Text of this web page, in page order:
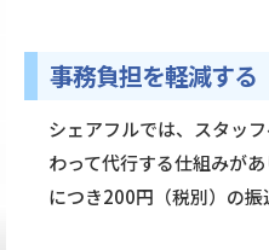
事務負担を軽減する
シェアフルでは、スタッ
わって代行する仕組みが
につき200円（税別）の振